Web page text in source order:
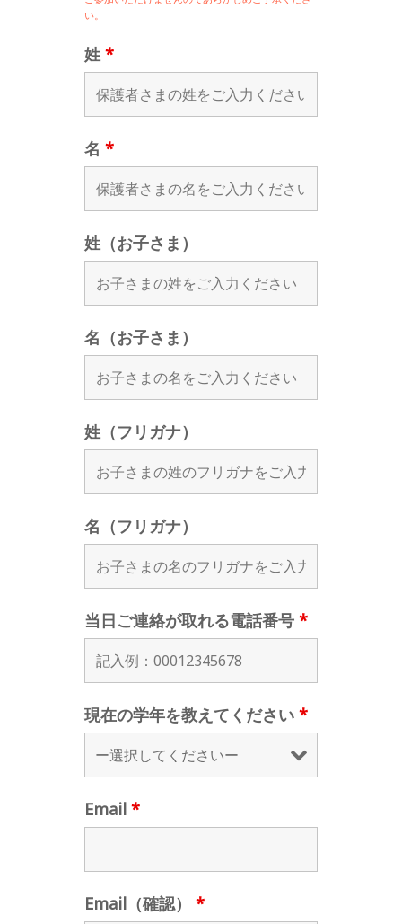
い。
姓 *
名 *
姓（お子さま）
名（お子さま）
姓（フリガナ）
名（フリガナ）
当日ご連絡が取れる電話番号 *
現在の学年を教えてください *
Email *
Email（確認） *